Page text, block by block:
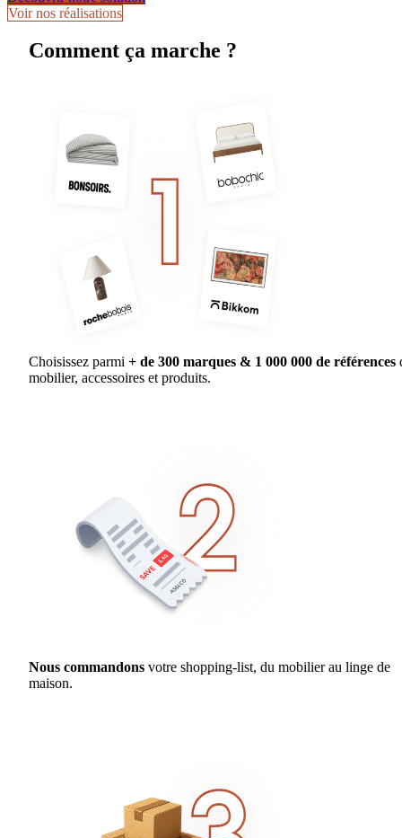
Voir nos réalisations
Comment ça marche ?
Choisissez parmi + de 300 marques & 1 000 000 de références
mobilier, accessoires et produits.
Nous commandons votre shopping-list, du mobilier au linge de
maison.